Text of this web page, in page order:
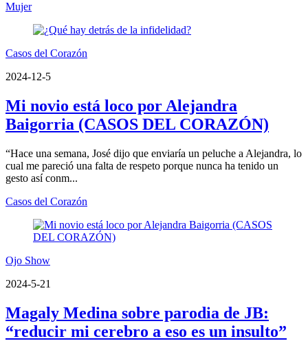
Mujer
Casos del Corazón
2024-12-5
Mi novio está loco por Alejandra
Baigorria (CASOS DEL CORAZÓN)
“Hace una semana, José dijo que enviaría un peluche a Alejandra, lo
cual me pareció una falta de respeto porque nunca ha tenido un
gesto así conm...
Casos del Corazón
Ojo Show
2024-5-21
Magaly Medina sobre parodia de JB:
“reducir mi cerebro a eso es un insulto”